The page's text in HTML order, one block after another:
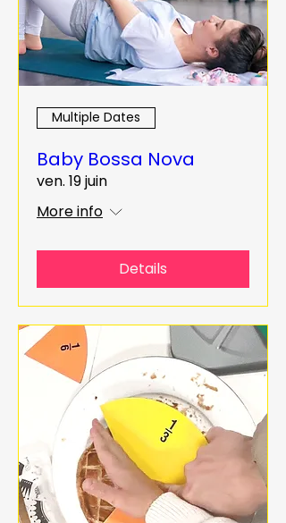
Multiple Dates
Baby Bossa Nova
ven. 19 juin
More info
Details